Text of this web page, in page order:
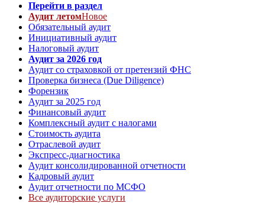
Перейти в раздел
Аудит летомНовое
Обязательный аудит
Инициативный аудит
Налоговый аудит
Аудит за 2026 год
Аудит со страховкой от претензий ФНС
Проверка бизнеса (Due Diligence)
Форензик
Аудит за 2025 год
Финансовый аудит
Комплексный аудит с налогами
Стоимость аудита
Отраслевой аудит
Экспресс-диагностика
Аудит консолидированной отчетности
Кадровый аудит
Аудит отчетности по МСФО
Все аудиторские услуги